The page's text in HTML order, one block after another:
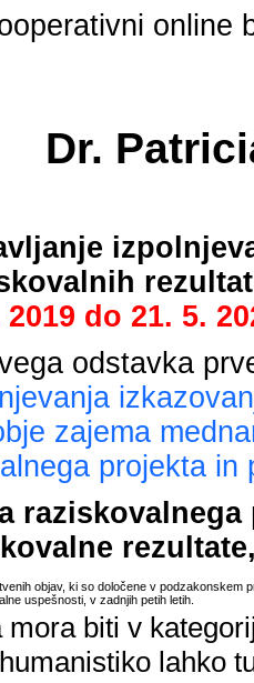
online
Dr.
2019 do 21. 5.
odstavka
zajema
projekta in
objav, ki so določene v
uspešnosti, v zadnjih petih letih.
mora biti v
lahko